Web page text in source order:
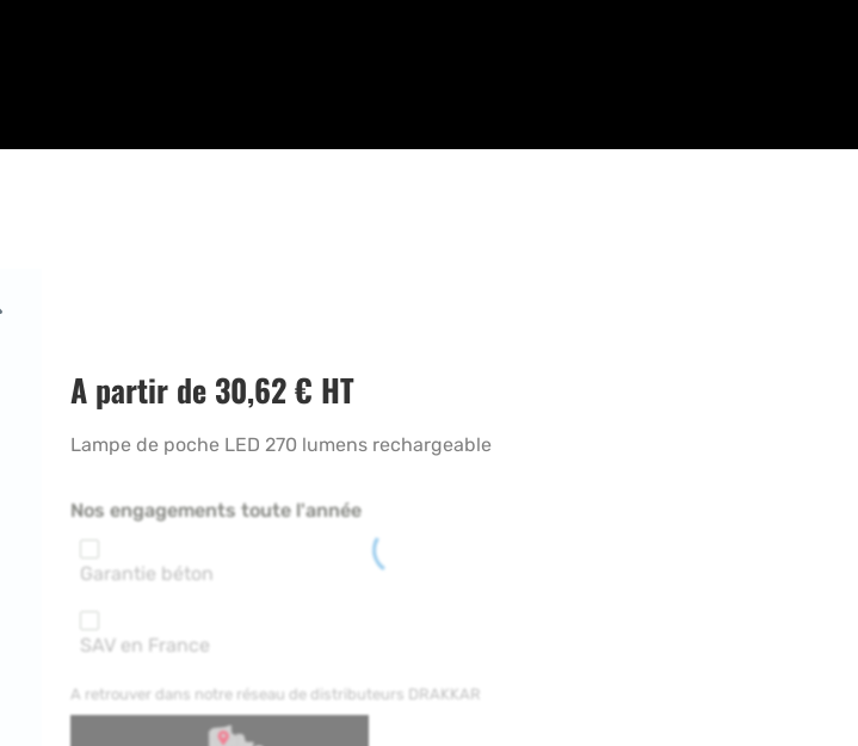
A partir de 30,62€ HT
Lampe de poche LED 270 lumens rechargeable
Nos engagements toute l'année
Garantie béton
SAV en France
A retrouver dans notre réseau de distributeurs DRAKKAR